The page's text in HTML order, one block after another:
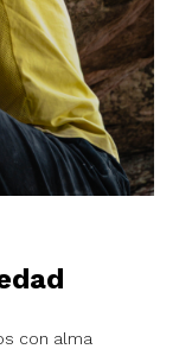
con alma